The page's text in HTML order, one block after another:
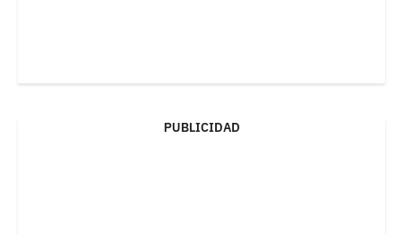
PUBLICIDAD